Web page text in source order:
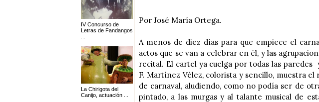
IV Concurso de
Letras de Fandangos
La Chirigota del
Canijo, actuación ...
Por José María Ortega.
A menos de diez días para que empiece el
actos que se van a celebrar en él, y las
recital. El cartel ya cuelga por todas las paredes
F. Martínez Vélez, colorista y sencillo, muestra
de carnaval, aludiendo, como no podía ser de
pintado, a las murgas y al talante musical de